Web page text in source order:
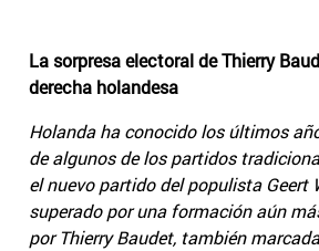
La sorpresa electoral de Thierry
derecha holandesa
Holanda ha conocido los últimos
de algunos de los partidos
el nuevo partido del populista Geert
superado por una formación aún
por Thierry Baudet, también